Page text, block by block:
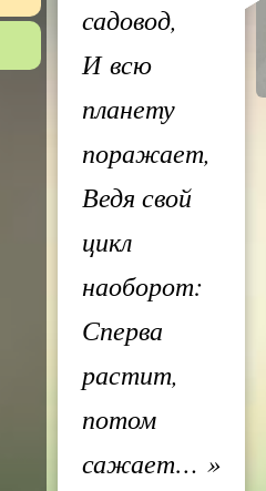
садовод,
И всю
планету
поражает,
Ведя свой
цикл
наоборот:
Сперва
растит,
потом
сажает… »